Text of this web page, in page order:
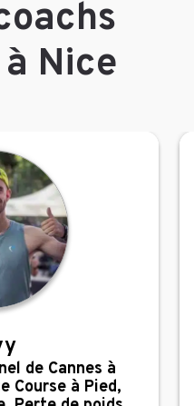
Nice
de Cannes à
Course à Pied,